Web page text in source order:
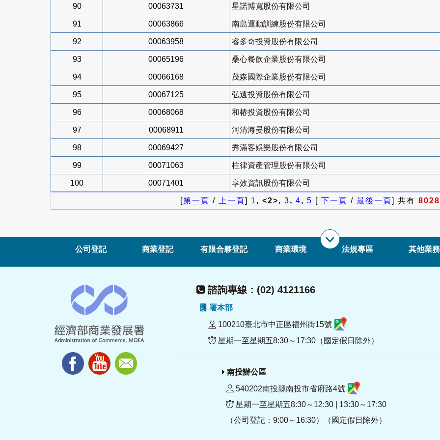
90 00063731 星諾博寬股份有限公司
91 00063866 南島運動訓練股份有限公司
92 00063958 睿多奇投資股份有限公司
93 00065196 桑心餐飲企業股份有限公司
94 00066168 茂森國際企業股份有限公司
95 00067125 弘遠投資股份有限公司
96 00068068 和椿投資股份有限公司
97 00068911 河清海晏股份有限公司
98 00069427 秀滿客娛樂股份有限公司
99 00071063 柱律資產管理股份有限公司
100 00071401 享效資訊股份有限公司
[第一頁 / 上一頁] 1, <2>, 3, 4, 5 [ 下一頁 / 最後一頁] 共有 8028
公司登記 商業登記 有限合夥登記 商業環境 法規專區 其他業務
諮詢專線：(02) 4121166
署本部
100210臺北市中正區福州街15號
星期一至星期五8:30～17:30（國定假日除外）
南投辦公區
540202南投縣南投市省府路4號
星期一至星期五8:30～12:30 | 13:30～17:30
（公司登記：9:00～16:30）（國定假日除外）